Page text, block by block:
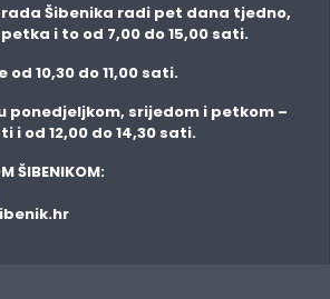
Šibenika radi pet dana tjedno,
i to od 7,00 do 15,00 sati.
od 10,30 do 11,00 sati.
ponedjeljkom, srijedom i petkom –
i od 12,00 do 14,30 sati.
ŠIBENIKOM: